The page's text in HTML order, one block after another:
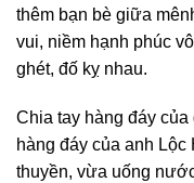
thêm bạn bè giữa
vui, niềm hạnh phúc
ghét, đố kỵ nhau.
Chia tay hàng đáy
hàng đáy của anh
thuyền, vừa uống